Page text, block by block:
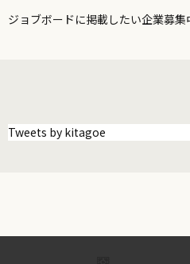
ジョブボードに掲載したい企業募
Tweets by kitagoe